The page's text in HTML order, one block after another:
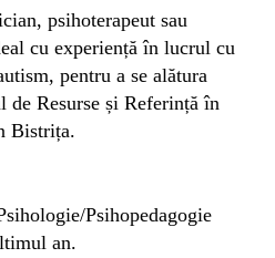
psihoterapeut sau
cu experiență în lucrul cu
pentru a se alătura
de Resurse și Referință în
Bistrița.
Psihopedagogie
an.